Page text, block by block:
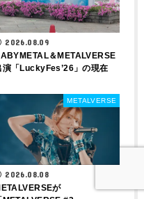
2026.08.09
＆METALVERSE
演「LuckyFes’26」の現在
METALVERSE
2026.08.08
が